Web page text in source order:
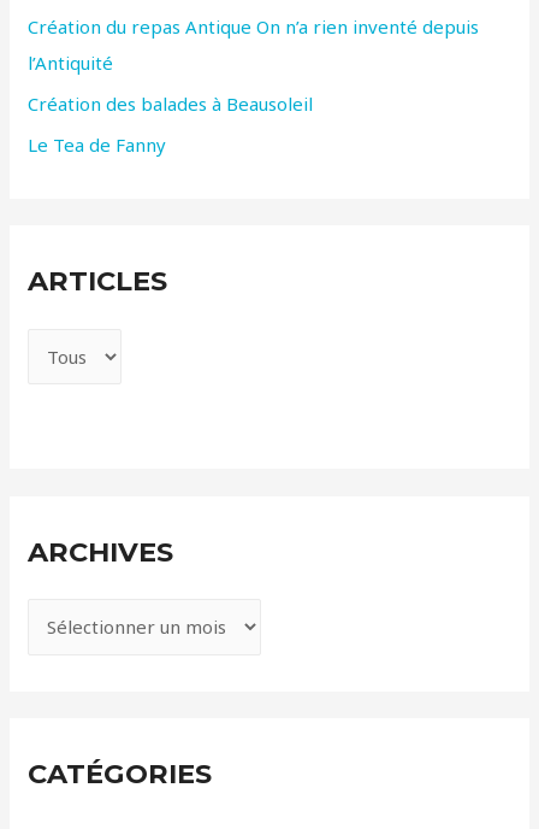
r
:
Création du repas Antique On n’a rien inventé depuis
l’Antiquité
Création des balades à Beausoleil
Le Tea de Fanny
ARTICLES
ARCHIVES
CATÉGORIES